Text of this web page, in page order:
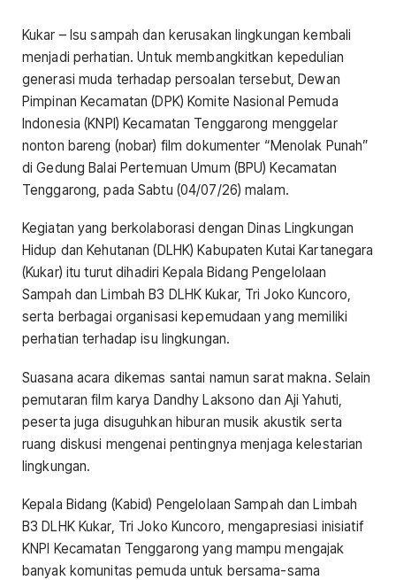
Kukar – Isu sampah dan kerusakan lingkungan kembali
menjadi perhatian. Untuk membangkitkan kepedulian
generasi muda terhadap persoalan tersebut, Dewan
Pimpinan Kecamatan (DPK) Komite Nasional Pemuda
Indonesia (KNPI) Kecamatan Tenggarong menggelar
nonton bareng (nobar) film dokumenter “Menolak Punah”
di Gedung Balai Pertemuan Umum (BPU) Kecamatan
Tenggarong, pada Sabtu (04/07/26) malam.
Kegiatan yang berkolaborasi dengan Dinas Lingkungan
Hidup dan Kehutanan (DLHK) Kabupaten Kutai Kartanegara
(Kukar) itu turut dihadiri Kepala Bidang Pengelolaan
Sampah dan Limbah B3 DLHK Kukar, Tri Joko Kuncoro,
serta berbagai organisasi kepemudaan yang memiliki
perhatian terhadap isu lingkungan.
Suasana acara dikemas santai namun sarat makna. Selain
pemutaran film karya Dandhy Laksono dan Aji Yahuti,
peserta juga disuguhkan hiburan musik akustik serta
ruang diskusi mengenai pentingnya menjaga kelestarian
lingkungan.
Kepala Bidang (Kabid) Pengelolaan Sampah dan Limbah
B3 DLHK Kukar, Tri Joko Kuncoro, mengapresiasi inisiatif
KNPI Kecamatan Tenggarong yang mampu mengajak
banyak komunitas pemuda untuk bersama-sama